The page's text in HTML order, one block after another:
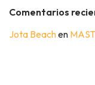
Comentarios
Jota Beachen